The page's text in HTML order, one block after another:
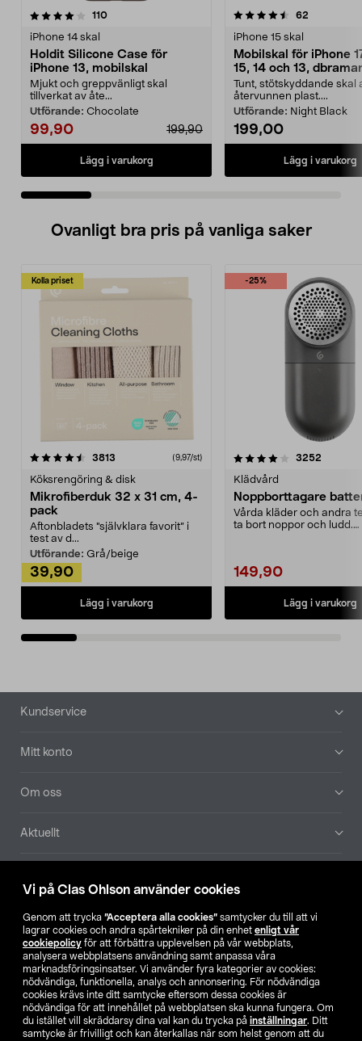
Vi på Clas Ohlson använder cookies
Genom att trycka ”Acceptera alla cookies” samtycker du till att vi
lagrar cookies och andra spårtekniker på din enhet enligt vår
cookiepolicy för att förbättra upplevelsen på vår webbplats,
analysera webbplatsens användning samt anpassa våra
marknadsföringsinsatser. Vi använder fyra kategorier av cookies:
nödvändiga, funktionella, analys och annonsering. För nödvändiga
cookies krävs inte ditt samtycke eftersom dessa cookies är
nödvändiga för att innehållet på webbplatsen ska kunna fungera. Om
du istället vill skräddarsy dina val kan du trycka på inställningar. Ditt
samtycke är frivilligt och kan återkallas när som helst genom att du
110recensioner
iPhone 14 skal
Holdit Silicone Case för
iPhone 13, mobilskal
Mjukt och greppvänligt skal
tillverkat av åte...
Utförande: Chocolate
99,90 199,90
Lägg i varukorg
4.5 av 5 stjärnor 62
iPhone 15 skal
Mobilskal för iPhone
15, 14 och 13,
Greenland
Tunt, stötskyddande skal
återvunnen plast....
Utförande: Night Black
199,00
Lägg i varukorg
4.5 av 5 stjärnor
Ovanligt bra pris på vanliga saker
Kolla priset
3813 (9,97/st)
Köksrengöring & disk
Mikrofiberduk 32 x 31 cm, 4-
pack
Aftonbladets "självklara favorit” i
test av d...
Utförande: Grå/beige
39,90
Lägg i varukorg
-25%
4.0av 5 stjärnor 3252
Klädvård
Noppborttagare
Vårda kläder och andra
ta bort noppor och ludd.
149,90
Lägg i varukorg
4.5av 5 stjärnor
Sidfot
Kundservice
Mitt konto
Om oss
Aktuellt
Hitta butik
SE NO FI